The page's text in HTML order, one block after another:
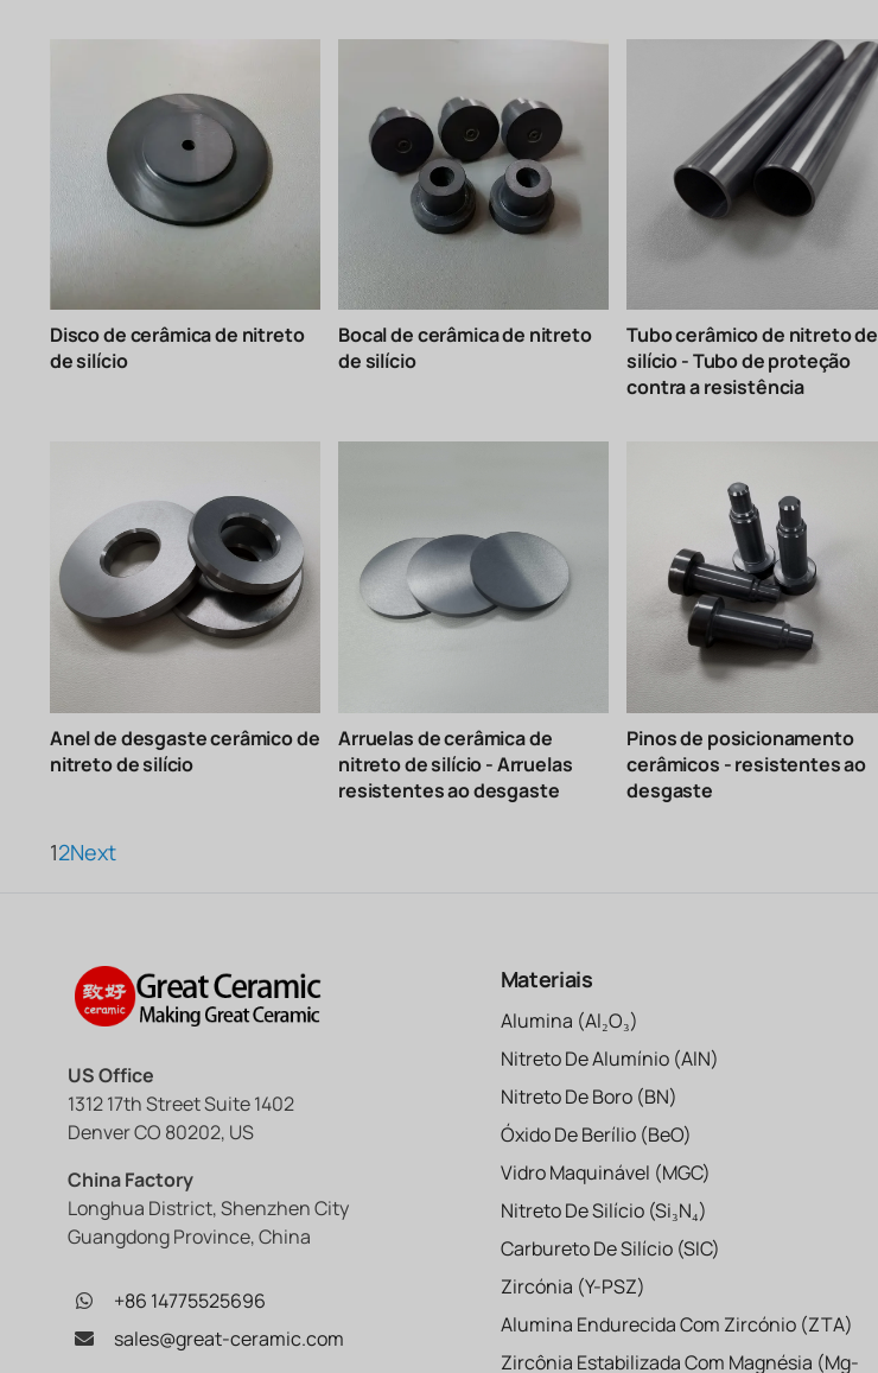
Disco de cerâmica de nitreto
de silício
Bocal de cerâmica de nitreto
de silício
Tubo cerâmico de nitreto de
silício - Tubo de proteção
contra a resistência
Anel de desgaste cerâmico de
nitreto de silício
Arruelas de cerâmica de
nitreto de silício - Arruelas
resistentes ao desgaste
Pinos de posicionamento
cerâmicos - resistentes ao
desgaste
12Next
US Office
1312 17th Street Suite 1402
Denver CO 80202, US
China Factory
Longhua District, Shenzhen City
Guangdong Province, China
+86 14775525696
sales@great-ceramic.com
Materiais
Alumina (Al₂O₃)
Nitreto De Alumínio (AlN)
Nitreto De Boro (BN)
Óxido De Berílio (BeO)
Vidro Maquinável (MGC)
Nitreto De Silício (Si₃N₄)
Carbureto De Silício (SIC)
Zircónia (Y-PSZ)
Alumina Endurecida Com Zircónio (ZTA)
Zircônia Estabilizada Com Magnésia (Mg-